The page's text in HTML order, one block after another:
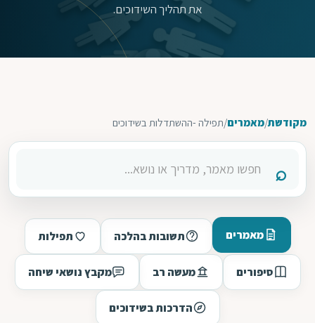
את תהליך השידוכים.
מקודשת/מאמרים/תפילה -ההשתדלות בשידוכים
מאמרים תשובות בהלכה תפילות
סיפורים מעשה רב מקבץ נושאי שיחה
הדרכות בשידוכים